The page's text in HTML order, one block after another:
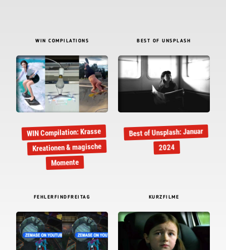
WIN COMPILATIONS
WIN Compilation: Krasse
Kreationen & magische
Momente
BEST OF UNSPLASH
Best of Unsplash: Januar
2024
FEHLERFINDFREITAG KURZFILME